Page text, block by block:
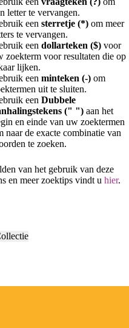
letter te vervangen.
een sterretje (*) om meer
te vervangen.
een dollarteken ($) voor
zoekterm voor resultaten die op
lijken.
een minteken (-) om
uit te sluiten.
een Dubbele
(" ") aan het
en einde van uw zoektermen
naar de exacte combinatie van
te zoeken.
van het gebruik van deze
en meer zoektips vindt u hier.